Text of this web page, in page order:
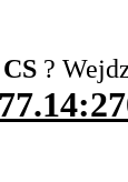
?